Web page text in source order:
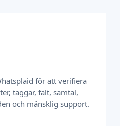
för att verifiera
taggar, fält, samtal,
och mänsklig support.